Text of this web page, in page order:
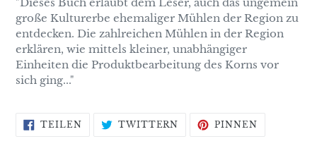
große Kulturerbe ehemaliger Mühlen der Region zu
entdecken. Die zahlreichen Mühlen in der Region
erklären, wie mittels kleiner, unabhängiger
Einheiten die Produktbearbeitung des Korns vor
sich ging..."
TEILENAUF
FACEBOOK
TWITTERN AUF
TWITTER
PINNEN